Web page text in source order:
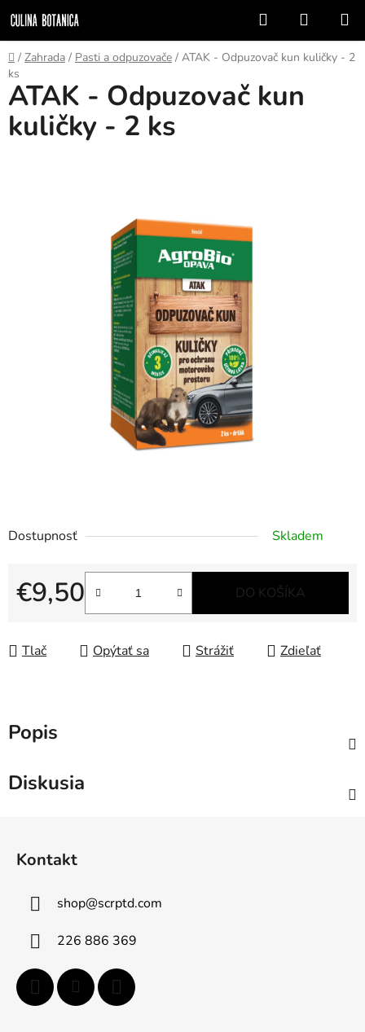
na
obsah
Hľadať
KOŠÍK
Domov
/ Zahrada / Pasti a odpuzovače / ATAK - Odpuzovač kun kuličky - 2
ks
Dostupnosť Skladem
€9,50
Jednotková cena:
DO KOŠÍKA
Tlač Opýtať sa Strážiť Zdieľať
ATAK - Odpuzovač kun
kuličky - 2 ks
Popis
Diskusia
Kontakt
shop@scrptd.com
226 886 369